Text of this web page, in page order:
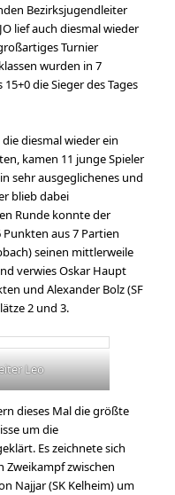
Bezirksjugendleiter
lief auch diesmal wieder
Turnier
wurden in 7
die Sieger des Tages
diesmal wieder ein
kamen 11 junge Spieler
sehr ausgeglichenes und
blieb dabei
Runde konnte der
aus 7 Partien
seinen mittlerweile
verwies Oskar Haupt
und Alexander Bolz (SF
2 und 3.
Leo
dieses Mal die größte
um die
Es zeichnete sich
Zweikampf zwischen
Najjar (SK Kelheim) um